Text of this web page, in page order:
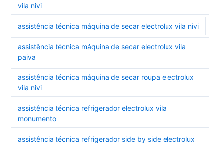
vila nivi
assistência técnica máquina de secar electrolux vila nivi
assistência técnica máquina de secar electrolux vila
paiva
assistência técnica máquina de secar roupa electrolux
vila nivi
assistência técnica refrigerador electrolux vila
monumento
assistência técnica refrigerador side by side electrolux